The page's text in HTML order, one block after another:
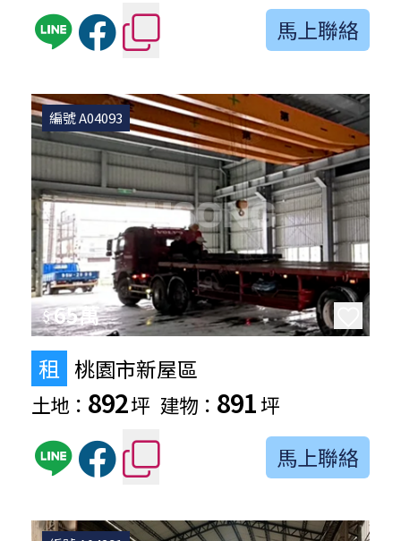
馬上聯絡
編號 A04093
$65萬
租 桃園市新屋區
土地： 892坪 建物： 891坪
馬上聯絡